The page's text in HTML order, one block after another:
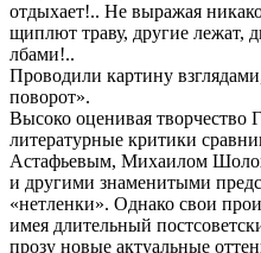
отдыхает!.. Не выражая
щиплют траву, другие лежат,
лбами!..
Проводили картину
поворот».
Высоко оценивая творчество
литературные критики
Астафьевым, Михаилом
и другими знаменитыми
«нетленки». Однако свои
имея длительный
прозу новые актуальные